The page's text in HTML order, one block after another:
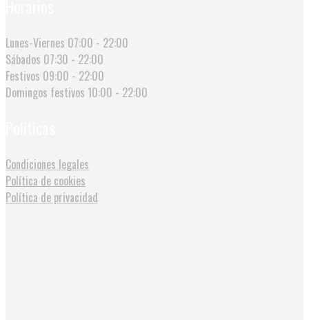
Lunes-Viernes 07:00 - 22:00
Sábados 07:30 - 22:00
Festivos 09:00 - 22:00
Domingos festivos 10:00 - 22:00
Condiciones legales
Política de cookies
Política de privacidad